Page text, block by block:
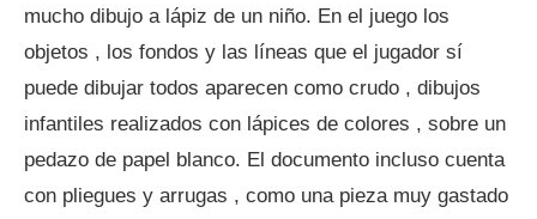
mucho dibujo a lápiz de un niño. En el juego los
objetos , los fondos y las líneas que el jugador sí
puede dibujar todos aparecen como crudo , dibujos
infantiles realizados con lápices de colores , sobre un
pedazo de papel blanco. El documento incluso cuenta
con pliegues y arrugas , como una pieza muy gastado